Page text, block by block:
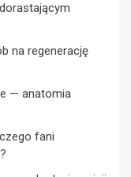
na regenerację
— anatomia
fani